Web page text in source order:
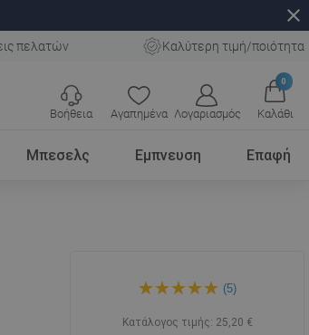
close
πελατών Καλύτερη τιμή/ποιότητα
Αγαπημένα Λογαριασμός
0
Καλάθι
Βοήθεια
Μπεσελς Εμπνευση Επαφή
τουαλέτας, μαύρο -
(5)
Κατάλογος τιμής: 25,20 €